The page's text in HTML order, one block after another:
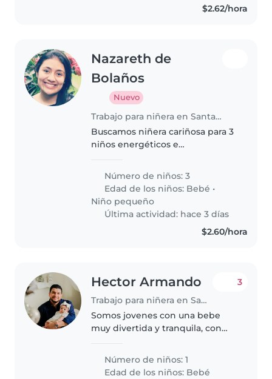
$2.62/hora
Nazareth de
Bolaños
Nuevo
Trabajo para niñera en Santa Tecla
Buscamos niñera cariñosa para 3
niños energéticos e
con tareas del hogar.
Contactanos para coordinar.
Número de niños: 3
Edad de los niños: Bebé •
Niño pequeño
Última actividad: hace 3 días
$2.60/hora
Hector Armando
Trabajo para niñera en Santa Tecla
3
Somos jovenes con una bebe
muy divertida y tranquila, con
Número de niños: 1
Edad de los niños: Bebé